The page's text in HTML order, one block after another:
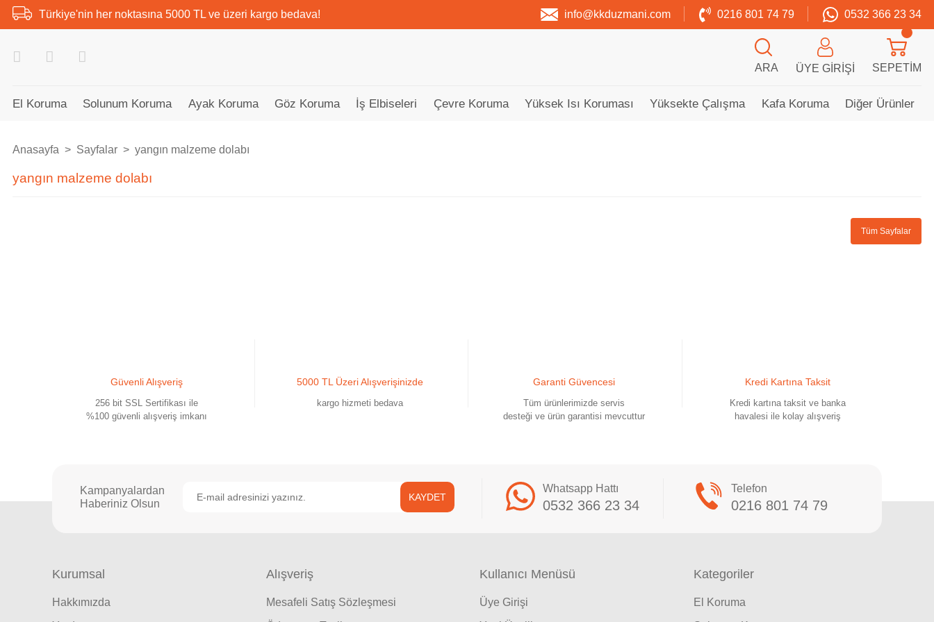
Türkiye'nin her noktasına 5000 TL ve üzeri kargo bedava! info@kkduzmani.com 0216 801 74 79 0532 366 23 34
ARA ÜYE GIRIŞI SEPETIM
El Koruma Solunum Koruma Ayak Koruma Göz Koruma İş Elbiseleri Çevre Koruma Yüksek Isı Koruması Yüksekte Çalışma Kafa Koruma Diğer Ürünler
Anasayfa Sayfalar yangın malzeme dolabı
yangın malzeme dolabı
Tüm Sayfalar
Güvenli Alışveriş
256 bit SSL Sertifikası ile
%100 güvenli alışveriş imkanı
5000 TL Üzeri Alışverişinizde
kargo hizmeti bedava
Garanti Güvencesi
Tüm ürünlerimizde servis
desteği ve ürün garantisi mevcuttur
Kredi Kartına Taksit
Kredi kartına taksit ve banka
havalesi ile kolay alışveriş
Kampanyalardan
Haberiniz Olsun
KAYDET
Whatsapp Hattı
0532 366 23 34
Telefon
0216 801 74 79
Kurumsal
Hakkımızda
Alışveriş
Mesafeli Satış Sözleşmesi
Kullanıcı Menüsü
Üye Girişi
Kategoriler
El Koruma